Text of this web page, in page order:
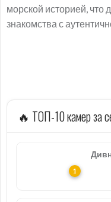
морской историей, что
знакомства с
🔥 ТОП-10 камер за